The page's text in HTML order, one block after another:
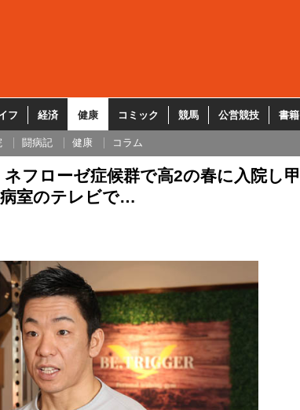
フ 経済 健康 コミック 競馬 公営競技 書籍
闘病記 健康 コラム
ネフローゼ症候群で高2の春に入院し甲
室のテレビで…